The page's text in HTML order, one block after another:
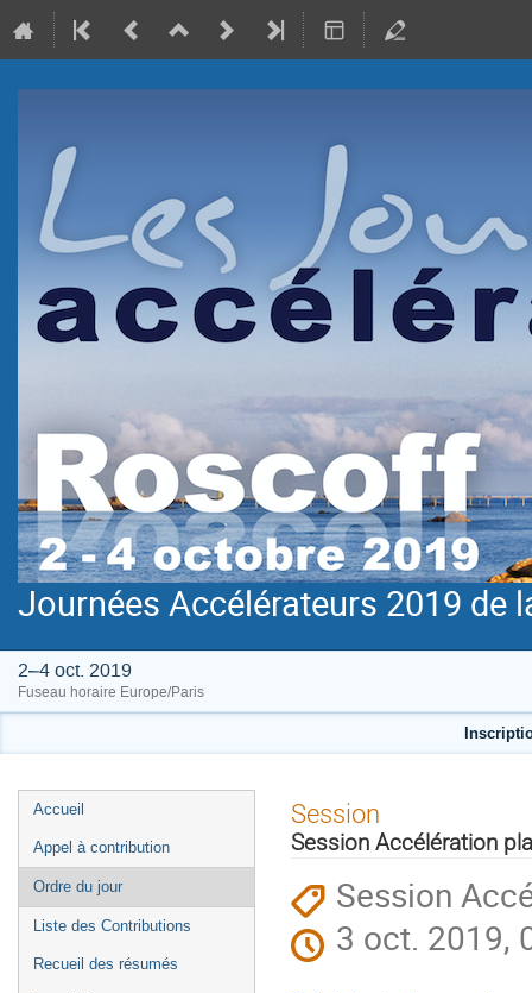
Journées Accélérateurs 2019 de
2–4 oct. 2019
Fuseau horaire Europe/Paris
Menu
de
l'événement
Accueil
Appel à contribution
Ordre du jour
Liste des Contributions
Recueil des résumés
Session
Session Accélération
Session
3 oct. 2019,